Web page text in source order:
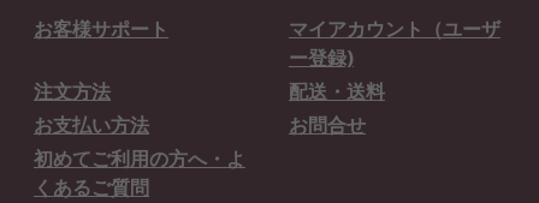
お客様サポート
マイアカウント（ユーザ
ー登録)
注文方法
配送・送料
お支払い方法
お問合せ
初めてご利用の方へ・よ
くあるご質問